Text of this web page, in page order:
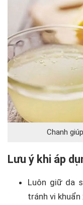
Chanh
Lưu ý khi áp
Luôn giữ da
tránh vi khuẩn